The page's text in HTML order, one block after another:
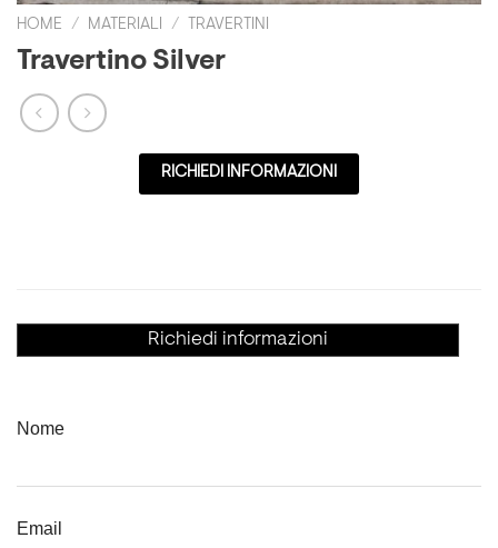
HOME / MATERIALI / TRAVERTINI
Travertino Silver
RICHIEDI INFORMAZIONI
Richiedi informazioni
Nome
Email